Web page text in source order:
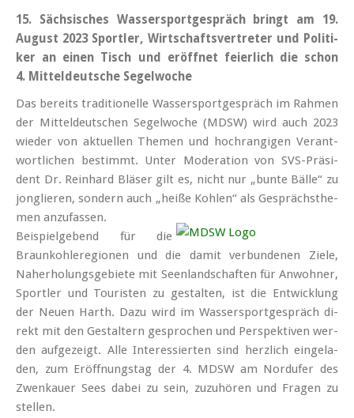
15. Säch­si­sches Was­ser­sport­ge­spräch bringt am 19.
Au­gust 2023 Sport­ler, Wirt­schafts­ver­tre­ter und Po­li­ti­
ker an ei­nen Tisch und er­öff­net fei­er­lich die schon
4. Mit­tel­deut­sche Se­gel­wo­che
Das be­reits tra­di­tio­nel­le Was­ser­sport­ge­spräch im Rah­men
der Mit­tel­deut­schen Se­gel­wo­che (MDSW) wird auch 2023
wie­der von ak­tu­el­len The­men und hoch­ran­gi­gen Ver­ant­
wort­li­chen be­stimmt. Un­ter Mo­de­ra­ti­on von SVS-Prä­si­
dent Dr. Rein­hard Blä­ser gilt es, nicht nur „bun­te Bäl­le“ zu
jon­glie­ren, son­dern auch „hei­ße Koh­len“ als Ge­sprächs­the­
men an­zu­fas­sen.
Bei­spiel­ge­bend für die
Braun­koh­le­re­gio­nen und die da­mit ver­bun­de­nen Zie­le,
Nah­er­ho­lungs­ge­bie­te mit Se­en­land­schaf­ten für An­woh­ner,
Sport­ler und Tou­ris­ten zu ge­stal­ten, ist die Ent­wick­lung
der Neu­en Harth. Da­zu wird im Was­ser­sport­ge­spräch di­
rekt mit den Ge­stal­tern ge­spro­chen und Per­spek­ti­ven wer­
den auf­ge­zeigt. Al­le In­ter­es­sier­ten sind herz­lich ein­ge­la­
den, zum Er­öff­nungs­tag der 4. MDSW am Nord­ufer des
Zwen­kau­er Sees da­bei zu sein, zu­zu­hö­ren und Fra­gen zu
stel­len.